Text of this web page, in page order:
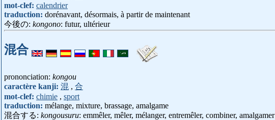
mot-clef: calendrier
traduction: dorénavant, désormais, à partir de maintenant
今後の: kongono: futur, ultérieur
混合
prononciation: kongou
caractère kanji: 混 , 合
mot-clef: chimie , sport
traduction: mélange, mixture, brassage, amalgame
混合する: kongousuru: emmêler, mêler, mélanger, entremêler, combiner, amalgamer